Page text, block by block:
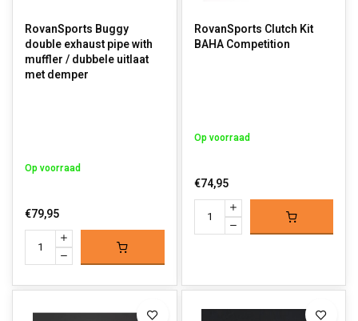
RovanSports Buggy
double exhaust pipe with
muffler / dubbele uitlaat
met demper
Op voorraad
€79,95
RovanSports Clutch Kit
BAHA Competition
Op voorraad
€74,95